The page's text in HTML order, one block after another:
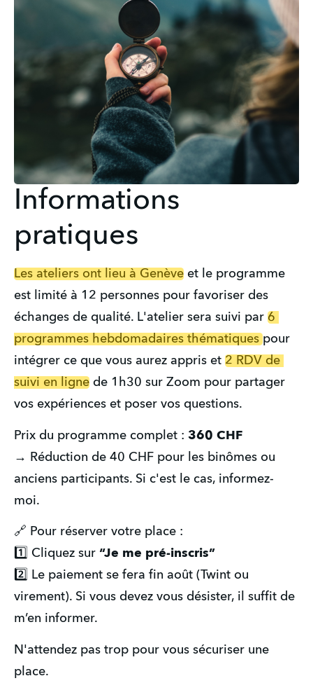
Informations
pratiques
Les ateliers ont lieu à Genève et le programme
est limité à 12 personnes pour favoriser des
échanges de qualité. L'atelier sera suivi par 6
programmes hebdomadaires thématiques pour
intégrer ce que vous aurez appris et 2 RDV de
suivi en ligne de 1h30 sur Zoom pour partager
vos expériences et poser vos questions.
Prix du programme complet : 360 CHF
→ Réduction de 40 CHF pour les binômes ou
anciens participants. Si c'est le cas, informez-
moi.
🔗 Pour réserver votre place :
1️⃣ Cliquez sur “Je me pré-inscris”
2️⃣ Le paiement se fera fin août (Twint ou
virement). Si vous devez vous désister, il suffit de
m’en informer.
N'attendez pas trop pour vous sécuriser une
place.